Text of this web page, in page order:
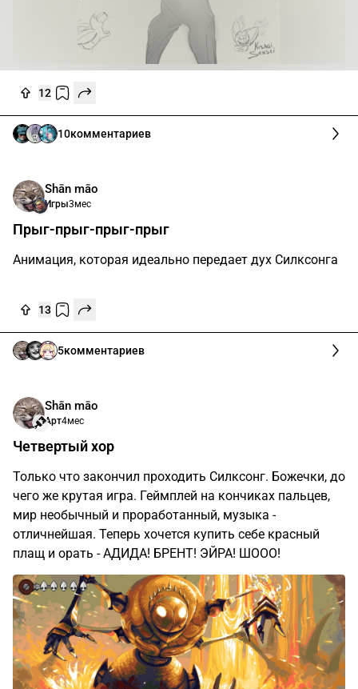
12
10комментариев
Shān māo
Игры3мес
Прыг-прыг-прыг-прыг
Анимация, которая идеально передает дух Силксонга
13
5комментариев
Shān māo
Арт4мес
Четвертый хор
Только что закончил проходить Силксонг. Божечки, до
чего же крутая игра. Геймплей на кончиках пальцев,
мир необычный и проработанный, музыка -
отличнейшая. Теперь хочется купить себе красный
плащ и орать - АДИДА! БРЕНТ! ЭЙРА! ШООО!